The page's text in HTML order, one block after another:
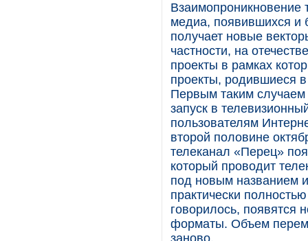
медиа, появившихся и
получает новые
частности, на
проекты в рамках
проекты, родившиеся
Первым таким случаем
запуск в
пользователям
второй половине
телеканал «Перец»
который проводит
под новым названием
практически
говорилось, появятся
форматы. Объем
заново.